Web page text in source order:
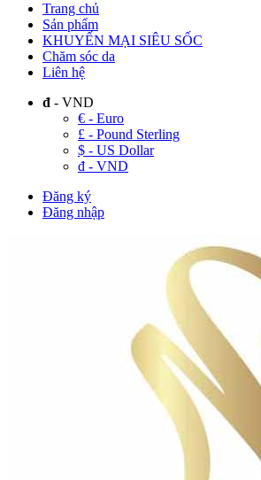
Trang chủ
Sản phẩm
KHUYẾN MẠI SIÊU SỐC
Chăm sóc da
Liên hệ
đ - VND
€ - Euro
£ - Pound Sterling
$ - US Dollar
đ - VND
Đăng ký
Đăng nhập